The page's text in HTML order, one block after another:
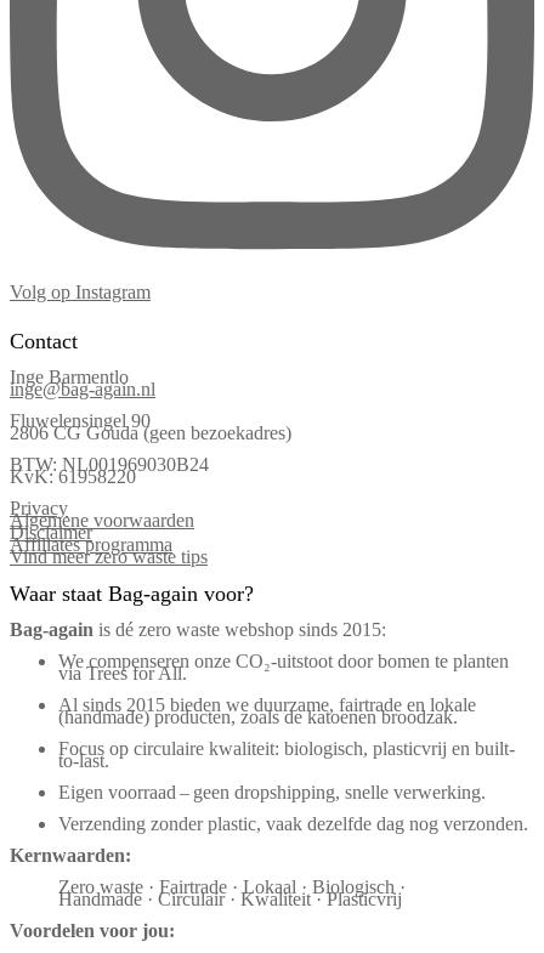
Volg op Instagram
Contact
Inge Barmentlo
inge@bag-again.nl
Fluwelensingel 90
2806 CG Gouda (geen bezoekadres)
BTW: NL001969030B24
KvK: 61958220
Privacy
Algemene voorwaarden
Disclaimer
Affiliates programma
Vind meer zero waste tips
Waar staat Bag-again voor?
Bag‑again is dé zero waste webshop sinds 2015:
We compenseren onze CO₂-uitstoot door bomen te planten
via Trees for All.
Al sinds 2015 bieden we duurzame, fairtrade en lokale
(handmade) producten, zoals de katoenen broodzak.
Focus op circulaire kwaliteit: biologisch, plasticvrij en built-
to-last.
Eigen voorraad – geen dropshipping, snelle verwerking.
Verzending zonder plastic, vaak dezelfde dag nog verzonden.
Kernwaarden:
Zero waste · Fairtrade · Lokaal · Biologisch ·
Handmade · Circulair · Kwaliteit · Plasticvrij
Voordelen voor jou: